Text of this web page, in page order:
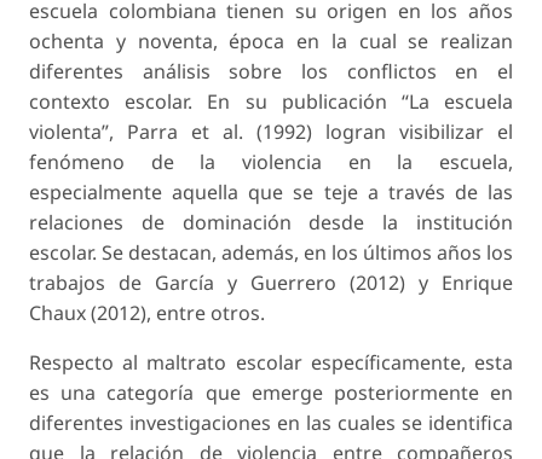
escuela colombiana tienen su origen en los años
ochenta y noventa, época en la cual se realizan
diferentes análisis sobre los conflictos en el
contexto escolar. En su publicación “La escuela
violenta”, Parra et al. (1992) logran visibilizar el
fenómeno de la violencia en la escuela,
especialmente aquella que se teje a través de las
relaciones de dominación desde la institución
escolar. Se destacan, además, en los últimos años los
trabajos de García y Guerrero (2012) y Enrique
Chaux (2012), entre otros.
Respecto al maltrato escolar específicamente, esta
es una categoría que emerge posteriormente en
diferentes investigaciones en las cuales se identifica
que la relación de violencia entre compañeros